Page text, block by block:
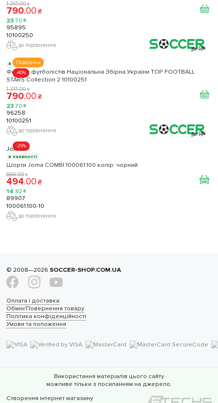
1 317.00 ₴
790.00 ₴
23.70 ₴
95895
10100250
до порівняння
Подарунок
-40%
в наявності
Фігурки футболістів Національна Збірна України TOP FOOTBALL
STARS Collection 2 10100251
1 317.00 ₴
790.00 ₴
23.70 ₴
96258
10100251
до порівняння
-29%
Joma
в наявності
Шорти Joma COMBI 100061.100 колір: чорний
699.00 ₴
494.00 ₴
14.82 ₴
89907
100061.100-10
до порівняння
© 2008—2026 SOCCER-SHOP.COM.UA
Оплата і доставка
Обмін/Повернення товару
Політика конфіденційності
Умови та положення
Використання матеріалів цього сайту
можливе тільки з посиланням на джерело.
Створення інтернет магазину